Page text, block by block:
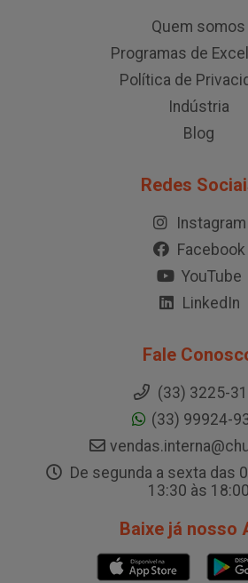
Quem somos
Programas de
Política de
Indústria
Blog
Redes
Instagram
Facebook
YouTube
LinkedIn
Fale
(33) 3225-
(33) 99924-
De segunda a sexta das
13:30 às 18:00
Baixe já nosso